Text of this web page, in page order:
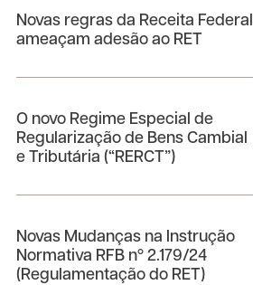
Novas regras da Receita Federal
ameaçam adesão ao RET
O novo Regime Especial de
Regularização de Bens Cambial
e Tributária (“RERCT”)
Novas Mudanças na Instrução
Normativa RFB nº 2.179/24
(Regulamentação do RET)